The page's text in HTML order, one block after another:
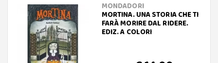
MONDADORI
MORTINA. UNA STORIA CHE TI
FARÀ MORIRE DAL RIDERE.
EDIZ. A COLORI